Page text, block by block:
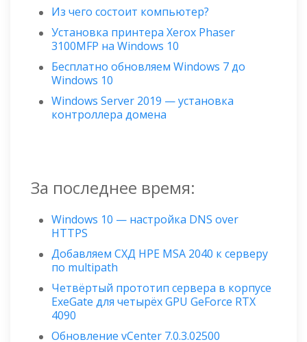
Из чего состоит компьютер?
Установка принтера Xerox Phaser
3100MFP на Windows 10
Бесплатно обновляем Windows 7 до
Windows 10
Windows Server 2019 — установка
контроллера домена
За последнее время:
Windows 10 — настройка DNS over
HTTPS
Добавляем СХД HPE MSA 2040 к серверу
по multipath
Четвёртый прототип сервера в корпусе
ExeGate для четырёх GPU GeForce RTX
4090
Обновление vCenter 7.0.3.02500